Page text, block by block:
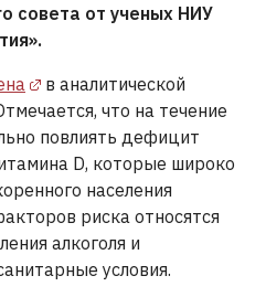
совета от ученых НИУ
в аналитической
что на течение
повлиять дефицит
D, которые широко
населения
риска относятся
алкоголя и
условия.